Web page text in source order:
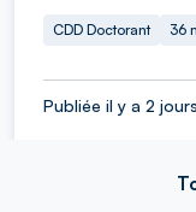
CDD Doctorant 36
Publiée il y a 2 jours